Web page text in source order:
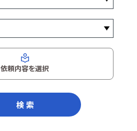
依頼内容を選択
検 索